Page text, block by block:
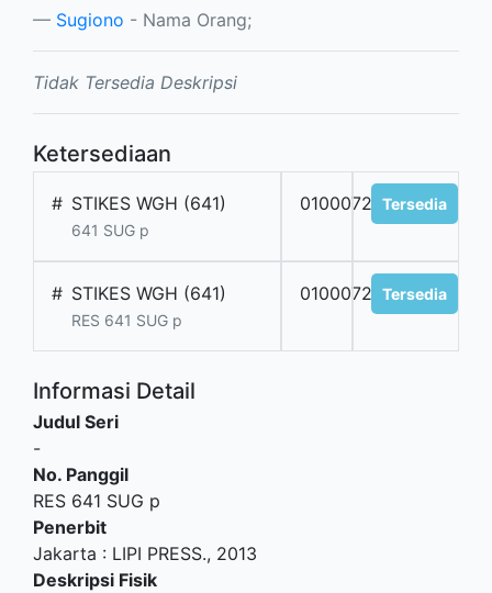
Sugiono - Nama Orang;
Tidak Tersedia Deskripsi
Ketersediaan
# STIKES WGH (641)
641 SUG p
010007286Tersedia
# STIKES WGH (641)
RES 641 SUG p
010007285Tersedia
Informasi Detail
Judul Seri
-
No. Panggil
RES 641 SUG p
Penerbit
Jakarta : LIPI PRESS., 2013
Deskripsi Fisik